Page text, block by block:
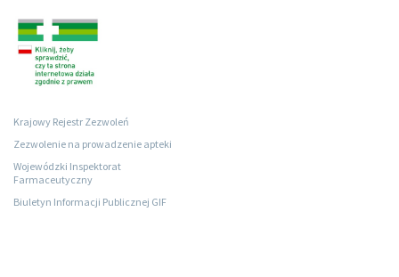
Krajowy Rejestr Zezwoleń
Zezwolenie na prowadzenie apteki
Wojewódzki Inspektorat
Farmaceutyczny
Biuletyn Informacji Publicznej GIF